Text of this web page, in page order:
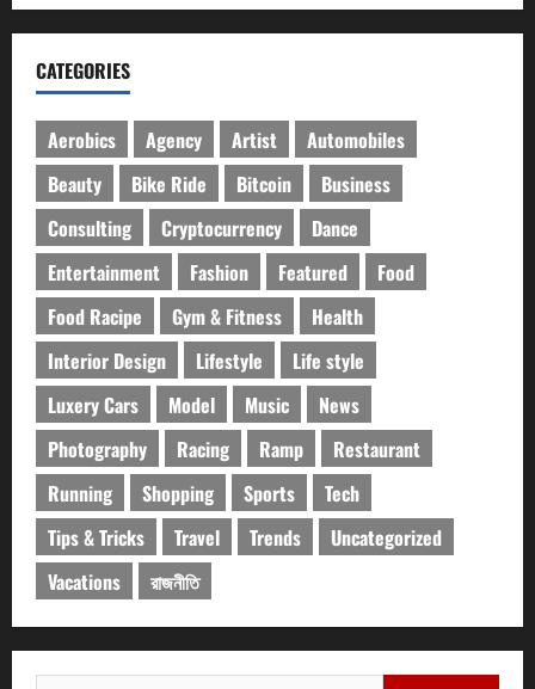
CATEGORIES
Aerobics Agency Artist
Automobiles
Beauty
Bike Ride Bitcoin
Business
Consulting
Cryptocurrency
Dance
Entertainment
Fashion Featured
Food
Food Racipe
Gym & Fitness
Health
Interior Design
Lifestyle
Life style
Luxery Cars
Model Music
News
Photography
Racing Ramp
Restaurant
Running
Shopping Sports
Tech
Tips & Tricks
Travel Trends
Uncategorized
Vacations
রাজনীতি